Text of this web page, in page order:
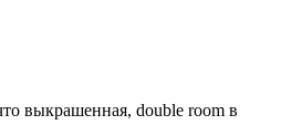
выкрашенная, double room в